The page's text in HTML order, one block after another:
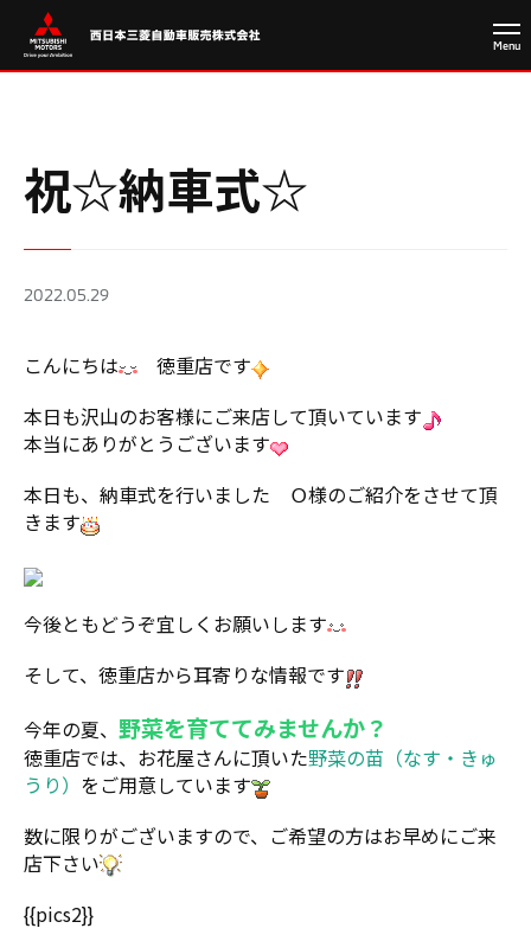
祝☆納車式☆
2022.05.29
こんにちは
徳重店です
本日も沢山のお客様にご来店して頂いています
本当にありがとうございます
本日も、納車式を行いました Ｏ様のご紹介をさせて頂
きます
今後ともどうぞ宜しくお願いします
そして、徳重店から耳寄りな情報です
今年の夏、 野菜を育ててみませんか？
徳重店では、お花屋さんに頂いた野菜の苗（なす・きゅ
うり） をご用意しています
数に限りがございますので、ご希望の方はお早めにご来
店下さい
{{pics2}}